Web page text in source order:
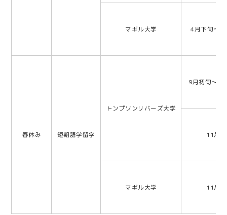
マギル大学 4月下旬～5
春休み 短期語学留学
トンプソンリバーズ大学
9月初旬～10
11月頃
マギル大学 11月頃